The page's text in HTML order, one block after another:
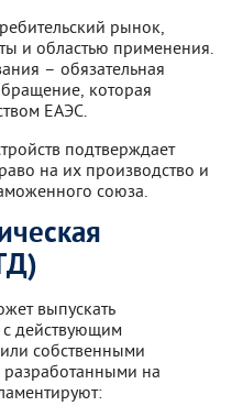
рынок,
и областью применения.
– обязательная
которая
ЕАЭС.
подтверждает
на их производство и
союза.
выпускать
с действующим
собственными
разработанными на